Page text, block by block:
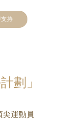
持
劃」
尖運動員